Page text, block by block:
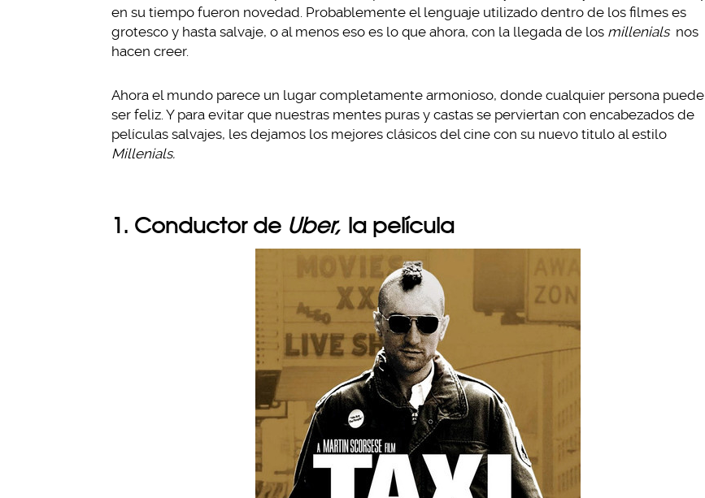
en su tiempo fueron novedad. Probablemente el lenguaje utilizado dentro de los filmes es
grotesco y hasta salvaje, o al menos eso es lo que ahora, con la llegada de los millenials nos
hacen creer.
Ahora el mundo parece un lugar completamente armonioso, donde cualquier persona puede
ser feliz. Y para evitar que nuestras mentes puras y castas se perviertan con encabezados de
películas salvajes, les dejamos los mejores clásicos del cine con su nuevo titulo al estilo
Millenials.
1. Conductor de Uber, la película